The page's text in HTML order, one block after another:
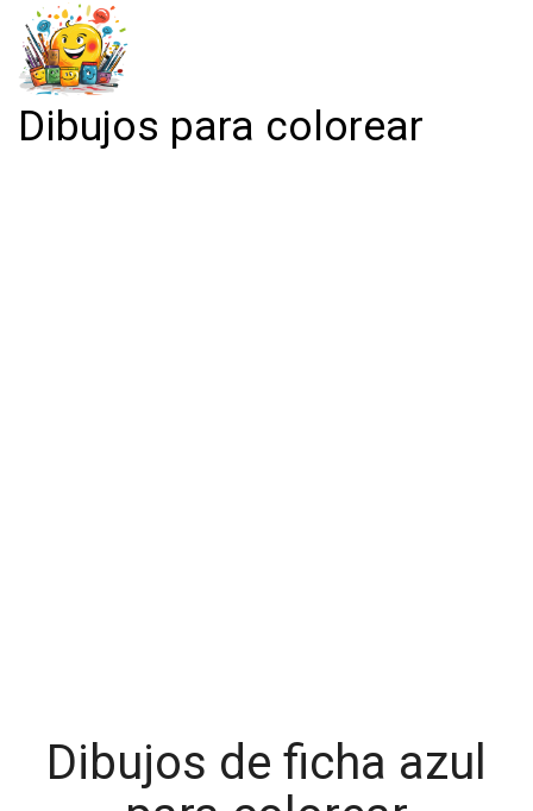
Dibujos para colorear
Dibujos de ficha azul